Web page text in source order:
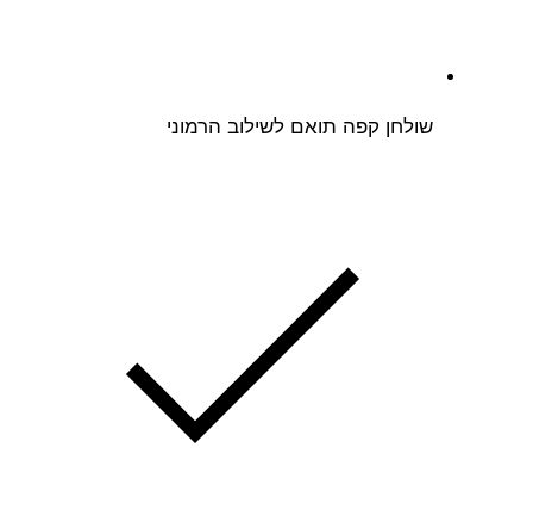
שולחן קפה תואם לשילוב הרמוני